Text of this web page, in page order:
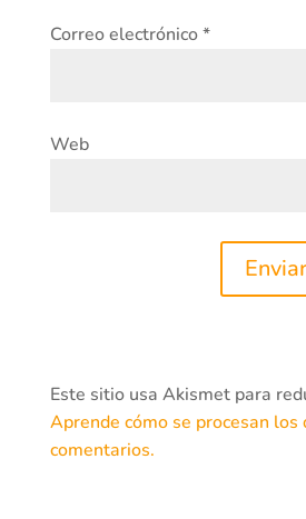
Correo electrónico*
Web
Este sitio usa Akismet para
Aprende cómo se procesan los
comentarios.